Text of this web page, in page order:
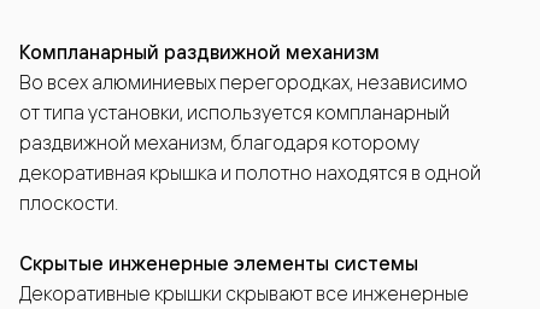
Компланарный раздвижной механизм
Во всех алюминиевых перегородках, независимо
от типа установки, используется компланарный
раздвижной механизм, благодаря которому
декоративная крышка и полотно находятся в одной
плоскости.
Скрытые инженерные элементы системы
Декоративные крышки скрывают все инженерные